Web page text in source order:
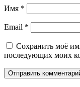
Имя *
Email *
Сохранить моё
последующих моих